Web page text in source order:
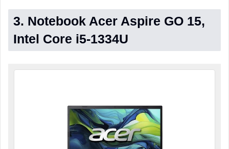
3. Notebook Acer Aspire GO 15,
Intel Core i5-1334U